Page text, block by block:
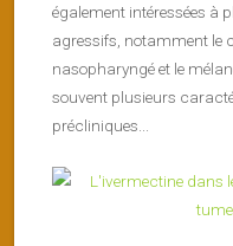
également intéressées à
agressifs, notamment le
nasopharyngé et le
souvent plusieurs
précliniques...